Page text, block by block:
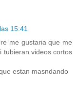
15:41
me gustaria que me
tubieran videos cortos
estan masndando